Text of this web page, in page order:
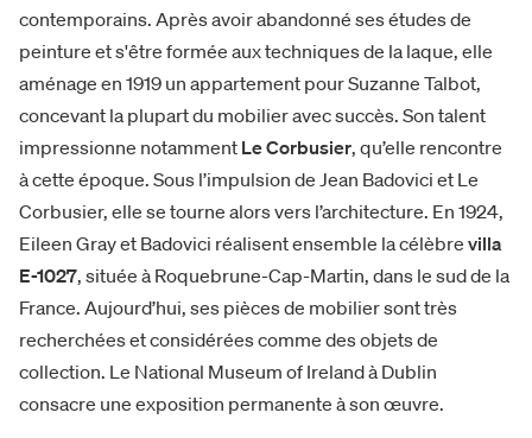
contemporains. Après avoir abandonné ses études de
peinture et s'être formée aux techniques de la laque, elle
aménage en 1919 un appartement pour Suzanne Talbot,
concevant la plupart du mobilier avec succès. Son talent
impressionne notamment Le Corbusier, qu’elle rencontre
à cette époque. Sous l’impulsion de Jean Badovici et Le
Corbusier, elle se tourne alors vers l’architecture. En 1924,
Eileen Gray et Badovici réalisent ensemble la célèbre villa
E-1027, située à Roquebrune-Cap-Martin, dans le sud de la
France. Aujourd’hui, ses pièces de mobilier sont très
recherchées et considérées comme des objets de
collection. Le National Museum of Ireland à Dublin
consacre une exposition permanente à son œuvre.